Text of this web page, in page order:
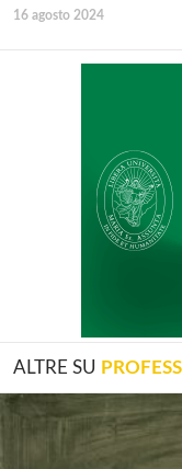
16 agosto 2024
ALTRE SU